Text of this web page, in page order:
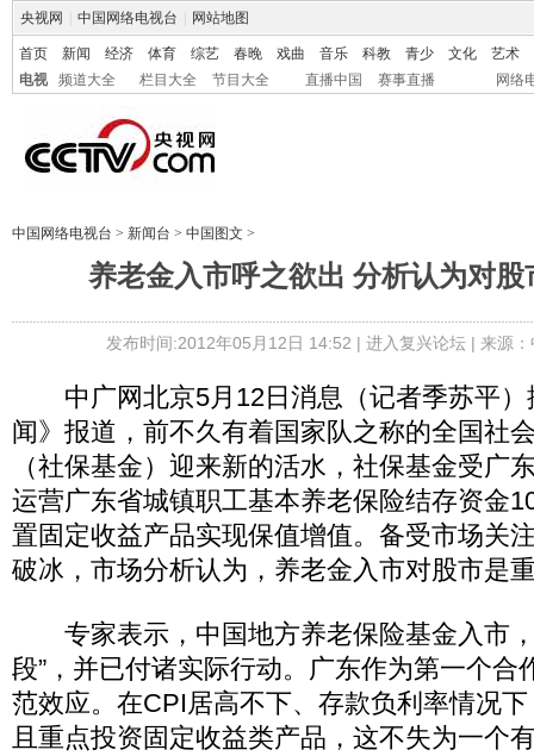
央视网 中国网络电视台 网站地图
首页 新闻 经济 体育 综艺 春晚 戏曲 音乐 科教 青少 文化
艺术
电视
频道大全 栏目大全 节目大全 直播中国 赛事直播 网络
中国网络电视台 > 新闻台 > 中国图文 >
养老金入市呼之欲出 分析认为对股
发布时间:2012年05月12日 14:52 | 进入复兴论坛| 来源
中广网北京5月12日消息（记者季苏平）
闻》报道，前不久有着国家队之称的全国社
（社保基金）迎来新的活水，社保基金受广
运营广东省城镇职工基本养老保险结存资金
置固定收益产品实现保值增值。备受市场关
破冰，市场分析认为，养老金入市对股市是
专家表示，中国地方养老保险基金入市，
段”，并已付诸实际行动。广东作为第一个合
范效应。在CPI居高不下、存款负利率情况
且重点投资固定收益类产品，这不失为一个